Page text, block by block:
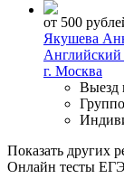
от 500
Якушева
Английский
г. Москва
Выезд
Показать других
Онлайн тесты ЕГЭ